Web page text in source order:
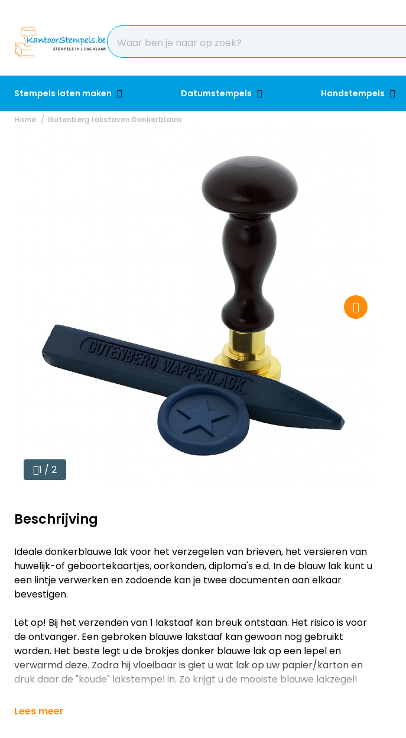
Stempels laten maken Datumstempels Handstempels
Home Gutenberg lakstaven Donkerblauw
1 / 2
Beschrijving
Ideale donkerblauwe lak voor het verzegelen van brieven, het versieren van
huwelijk-of geboortekaartjes, oorkonden, diploma's e.d. In de blauw lak kunt u
een lintje verwerken en zodoende kan je twee documenten aan elkaar
bevestigen.
Let op! Bij het verzenden van 1 lakstaaf kan breuk ontstaan. Het risico is voor
de ontvanger. Een gebroken blauwe lakstaaf kan gewoon nog gebruikt
worden. Het beste legt u de brokjes donker blauwe lak op een lepel en
verwarmd deze. Zodra hij vloeibaar is giet u wat lak op uw papier/karton en
druk daar de "koude" lakstempel in. Zo krijgt u de mooiste blauwe lakzegel!
Lees meer